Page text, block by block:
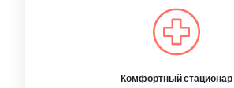
Комфортный стационар